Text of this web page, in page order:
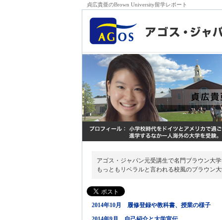
貞広貴亜のBrown University留学レポート
アゴス・ジャパン元受講生で名門ブラウン大
もっともリベラルと言われる校風のブラウン
2014年10月 履修登録や教科書、授業の様子